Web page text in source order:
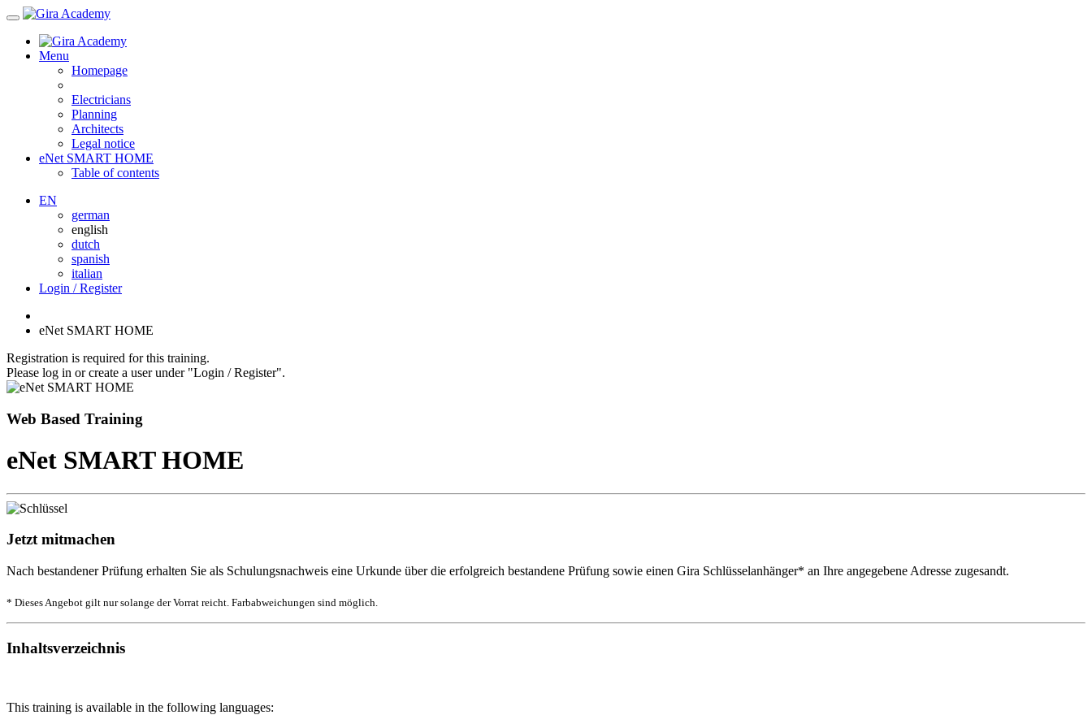
Menu
Homepage
Electricians
Planning
Architects
Legal notice
eNet SMART HOME
Table of contents
EN
german
english
dutch
spanish
italian
Login / Register
eNet SMART HOME
Registration is required for this training.
Please log in or create a user under "Login / Register".
Web Based Training
eNet SMART HOME
Jetzt mitmachen
Nach bestandener Prüfung erhalten Sie als Schulungsnachweis eine Urkunde über die erfolgreich bestandene Prüfung sowie einen Gira Schlüsselanhänger* an Ihre angegebene Adresse zugesandt.
* Dieses Angebot gilt nur solange der Vorrat reicht. Farbabweichungen sind möglich.
Inhaltsverzeichnis
This training is available in the following languages: